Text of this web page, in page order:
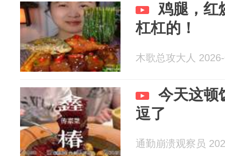
鸡腿，红
杠杠的！
木歌总攻大人
今天这顿
逗了
通勤崩溃观察员